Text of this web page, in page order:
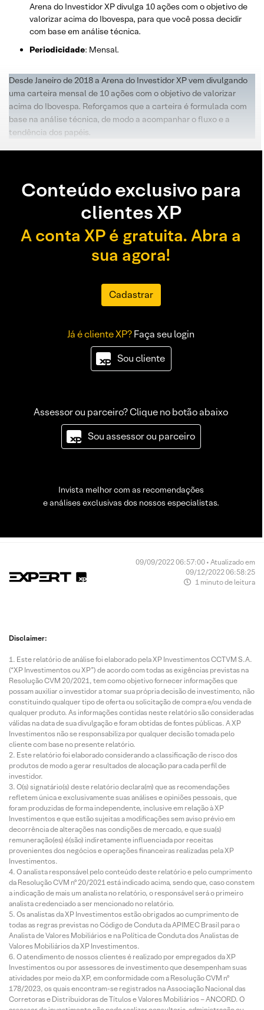
Arena do Investidor XP divulga 10 ações com o objetivo de
valorizar acima do Ibovespa, para que você possa decidir
com base em análise técnica.
Periodicidade: Mensal.
Desde Janeiro de 2018 a Arena do Investidor XP vem divulgando
uma carteira mensal de 10 ações com o objetivo de valorizar
acima do Ibovespa. Reforçamos que a carteira é formulada com
base na análise técnica, de modo a acompanhar o fluxo e a
tendência dos papéis.
Conteúdo exclusivo para
clientes XP
A conta XP é gratuita. Abra a
sua agora!
Cadastrar
Já é cliente XP?Faça seu login
Sou cliente
Assessor ou parceiro? Clique no botão abaixo
Sou assessor ou parceiro
Invista melhor com as recomendações
e análises exclusivas dos nossos especialistas.
09/09/2022 06:57:00 • Atualizado em
09/12/2022 06:58:25
1 minuto de leitura
Disclaimer:
Este relatório de análise foi elaborado pela XP Investimentos CCTVM S.A.
(“XP Investimentos ou XP”) de acordo com todas as exigências previstas na
Resolução CVM 20/2021, tem como objetivo fornecer informações que
possam auxiliar o investidor a tomar sua própria decisão de investimento, não
constituindo qualquer tipo de oferta ou solicitação de compra e/ou venda de
qualquer produto. As informações contidas neste relatório são consideradas
válidas na data de sua divulgação e foram obtidas de fontes públicas. A XP
Investimentos não se responsabiliza por qualquer decisão tomada pelo
cliente com base no presente relatório.
Este relatório foi elaborado considerando a classificação de risco dos
produtos de modo a gerar resultados de alocação para cada perfil de
investidor.
O(s) signatário(s) deste relatório declara(m) que as recomendações
refletem única e exclusivamente suas análises e opiniões pessoais, que
foram produzidas de forma independente, inclusive em relação à XP
Investimentos e que estão sujeitas a modificações sem aviso prévio em
decorrência de alterações nas condições de mercado, e que sua(s)
remuneração(es) é(são) indiretamente influenciada por receitas
provenientes dos negócios e operações financeiras realizadas pela XP
Investimentos.
O analista responsável pelo conteúdo deste relatório e pelo cumprimento
da Resolução CVM nº 20/2021 está indicado acima, sendo que, caso constem
a indicação de mais um analista no relatório, o responsável será o primeiro
analista credenciado a ser mencionado no relatório.
Os analistas da XP Investimentos estão obrigados ao cumprimento de
todas as regras previstas no Código de Conduta da APIMEC Brasil para o
Analista de Valores Mobiliários e na Política de Conduta dos Analistas de
Valores Mobiliários da XP Investimentos.
O atendimento de nossos clientes é realizado por empregados da XP
Investimentos ou por assessores de investimento que desempenham suas
atividades por meio da XP, em conformidade com a Resolução CVM nº
178/2023, os quais encontram-se registrados na Associação Nacional das
Corretoras e Distribuidoras de Títulos e Valores Mobiliários – ANCORD. O